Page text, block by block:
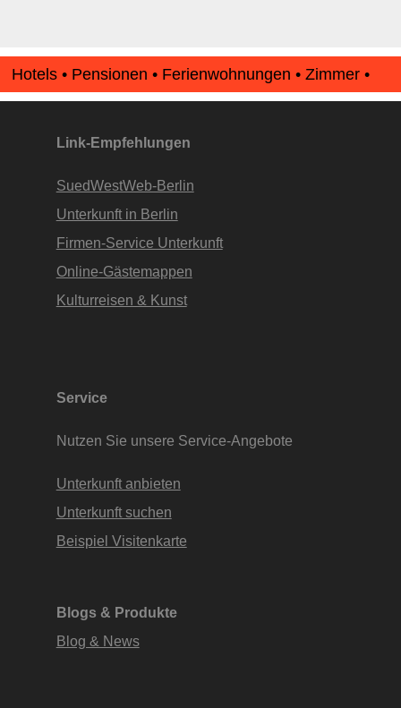
Hotels • Pensionen • Ferienwohnungen • Zimmer •
Apartments • www.Finde-Unterkunft.de
Link-Empfehlungen
SuedWestWeb-Berlin
Unterkunft in Berlin
Firmen-Service Unterkunft
Online-Gästemappen
Kulturreisen & Kunst
Service
Nutzen Sie unsere Service-Angebote
Unterkunft anbieten
Unterkunft suchen
Beispiel Visitenkarte
Blogs & Produkte
Blog & News